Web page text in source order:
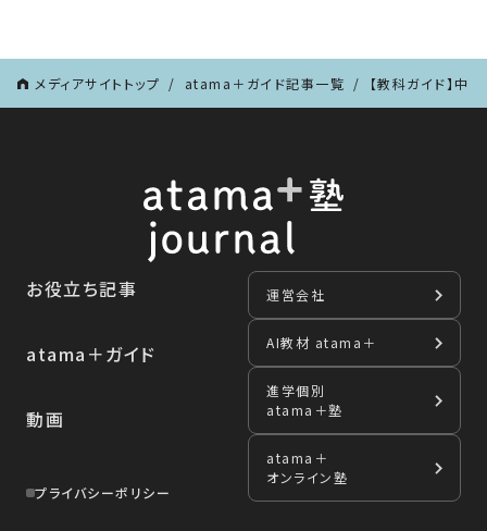
メディアサイトトップ atama＋ガイド記事一覧 【教科ガイド】中
お役立ち記事
atama＋ガイド
動画
プライバシーポリシー
運営会社
AI教材 atama＋
進学個別
atama＋塾
atama＋
オンライン塾